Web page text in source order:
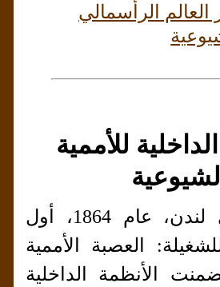
العالم الرأسمالي
للأممية
الشيوعية
تأسست في لندن، عام 1864، أول
العصبة الأممية
الأنظمة الداخلية